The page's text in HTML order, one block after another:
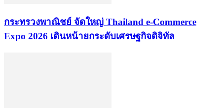
กระทรวงพาณิชย์ จัดใหญ่ Thailand e-Commerce
Expo 2026 เดินหน้ายกระดับเศรษฐกิจดิจิทัล